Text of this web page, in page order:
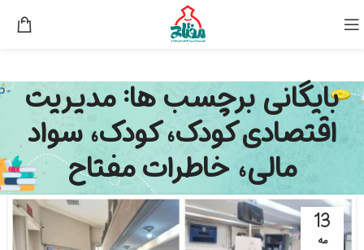
بایگانی برچسب ها: مدیریت
اقتصادی کودک، کودک، سواد
مالی، خاطرات مفتاح
13
مه